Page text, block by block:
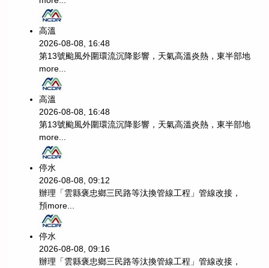
高溫
2026-08-08, 16:48
第13號颱風外圍環流沉降影響，天氣高溫炎熱，東半部地
more...
高溫
2026-08-08, 16:48
第13號颱風外圍環流沉降影響，天氣高溫炎熱，東半部地
more...
停水
2026-08-08, 09:12
辦理「雲縣褒忠鄉三民路等汰換管線工程」管線改接，
預more...
停水
2026-08-08, 09:16
辦理「雲縣褒忠鄉三民路等汰換管線工程」管線改接，